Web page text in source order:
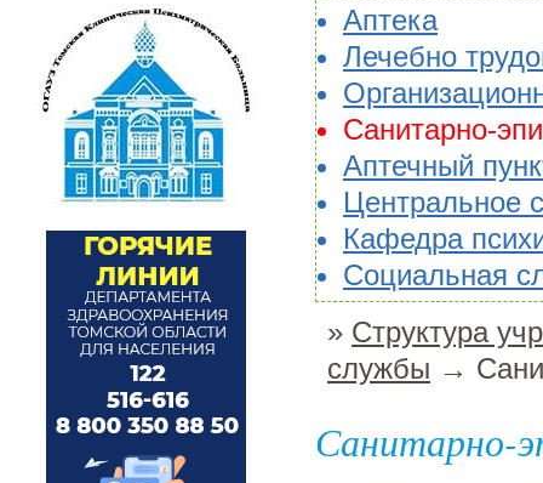
Аптека
Лечебно
Санитарно-
Аптечный
Центральное
Кафедра
Социальная
» Структура
службы →
Санитарно-